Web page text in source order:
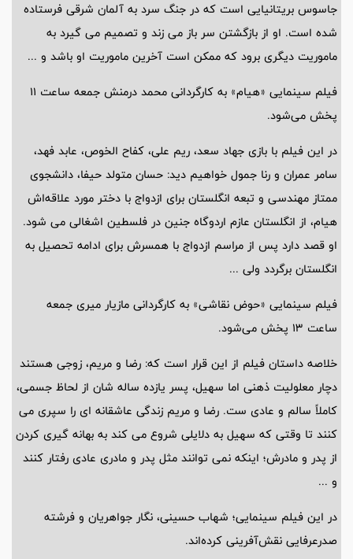
جاسوس بریتانیایی است که در جنگ سرد به آلمان شرقی فرستاده
شده است. او از بازگشتن سر باز می زند و تصمیم می گیرد به
ماموریت دیگری برود که ممکن است آخرین ماموریت او باشد و ...
فیلم سینمایی «هیام» به کارگردانی محمد درمنش جمعه ساعت 11
پخش می‌شود.
در این فیلم با بازی جهاد سعد، ریم علی، کفاح الخوص، عابد فهد،
سامر عمران و رنا جمول خواهیم دید: حسان متولد حیفا، دانشجوی
ممتاز مهندسی و تبعه انگلستان برای ازدواج با دختر مورد علاقه‌اش
هیام، از انگلستان عازم اردوگاه جنین در فلسطین اشغالی می شود.
او قصد دارد پس از مراسم ازدواج با همسرش برای ادامه تحصیل به
انگلستان برگردد ولی ...
فیلم سینمایی «حوض نقاشی» به کارگردانی مازیار میری جمعه
ساعت 13 پخش می‌شود.
خلاصه داستان فیلم از این قرار است که: رضا و مریم، زوجی هستند
دچار معلولیت ذهنی اما سهیل، پسر یازده ساله شان از لحاظ جسمی،
کاملاً سالم و عادی ست. رضا و مریم زندگی عاشقانه ای را سپری می
کنند تا وقتی که سهیل به دلایلی شروع می کند به بهانه گیری کردن
از پدر و مادرش؛ اینکه نمی توانند مثل پدر و مادری عادی رفتار کنند
و ...
در این فیلم سینمایی؛ شهاب حسینی، نگار جواهریان و فرشته
صدرعرفایی نقش‌آفرینی کرده‌اند.